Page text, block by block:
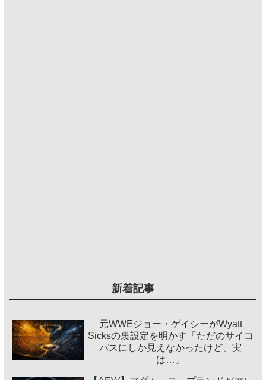
新着記事
元WWEジョー・ゲイシーがWyatt
Sicksの裏設定を明かす「ただのサイコ
パスにしか見えなかったけど、実
は…」